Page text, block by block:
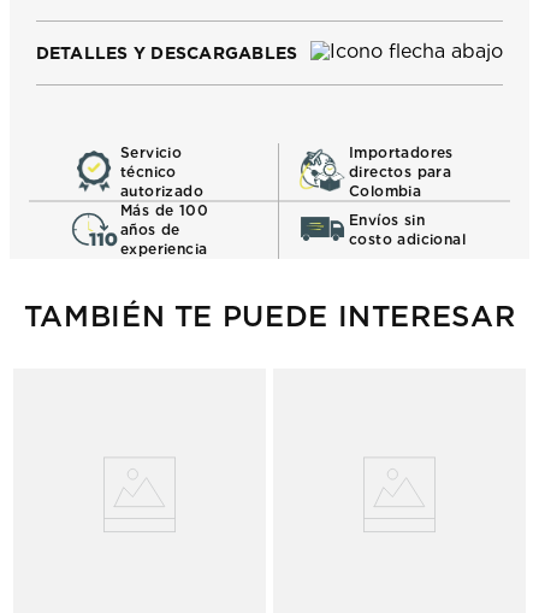
DETALLES Y DESCARGABLES
Servicio
técnico
autorizado
Importadores
directos para
Colombia
Más de 100
años de
experiencia
Envíos sin
costo adicional
TAMBIÉN TE PUEDE INTERESAR